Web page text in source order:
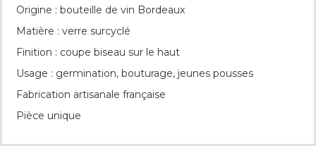
Origine : bouteille de vin Bordeaux
Matière : verre surcyclé
Finition : coupe biseau sur le haut
Usage : germination, bouturage, jeunes pousses
Fabrication artisanale française
Pièce unique